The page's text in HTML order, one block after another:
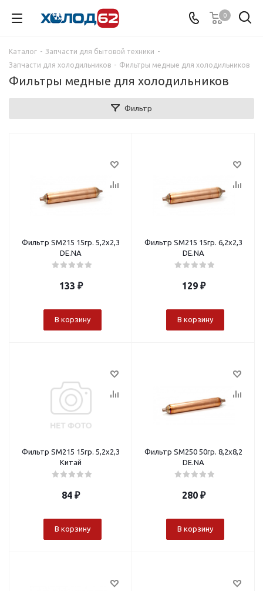
0
Каталог - Запчасти для бытовой техники -
Запчасти для холодильников - Фильтры медные для холодильников
Фильтры медные для холодильников
Фильтр
Фильтр SM215 15гр. 5,2х2,3
DE.NA
133 ₽
В корзину
Фильтр SM215 15гр. 6,2х2,3
DE.NA
129₽
В корзину
Фильтр SM215 15гр. 5,2х2,3
Китай
84 ₽
В корзину
Фильтр SM250 50гр. 8,2х8,2
DE.NA
280₽
В корзину